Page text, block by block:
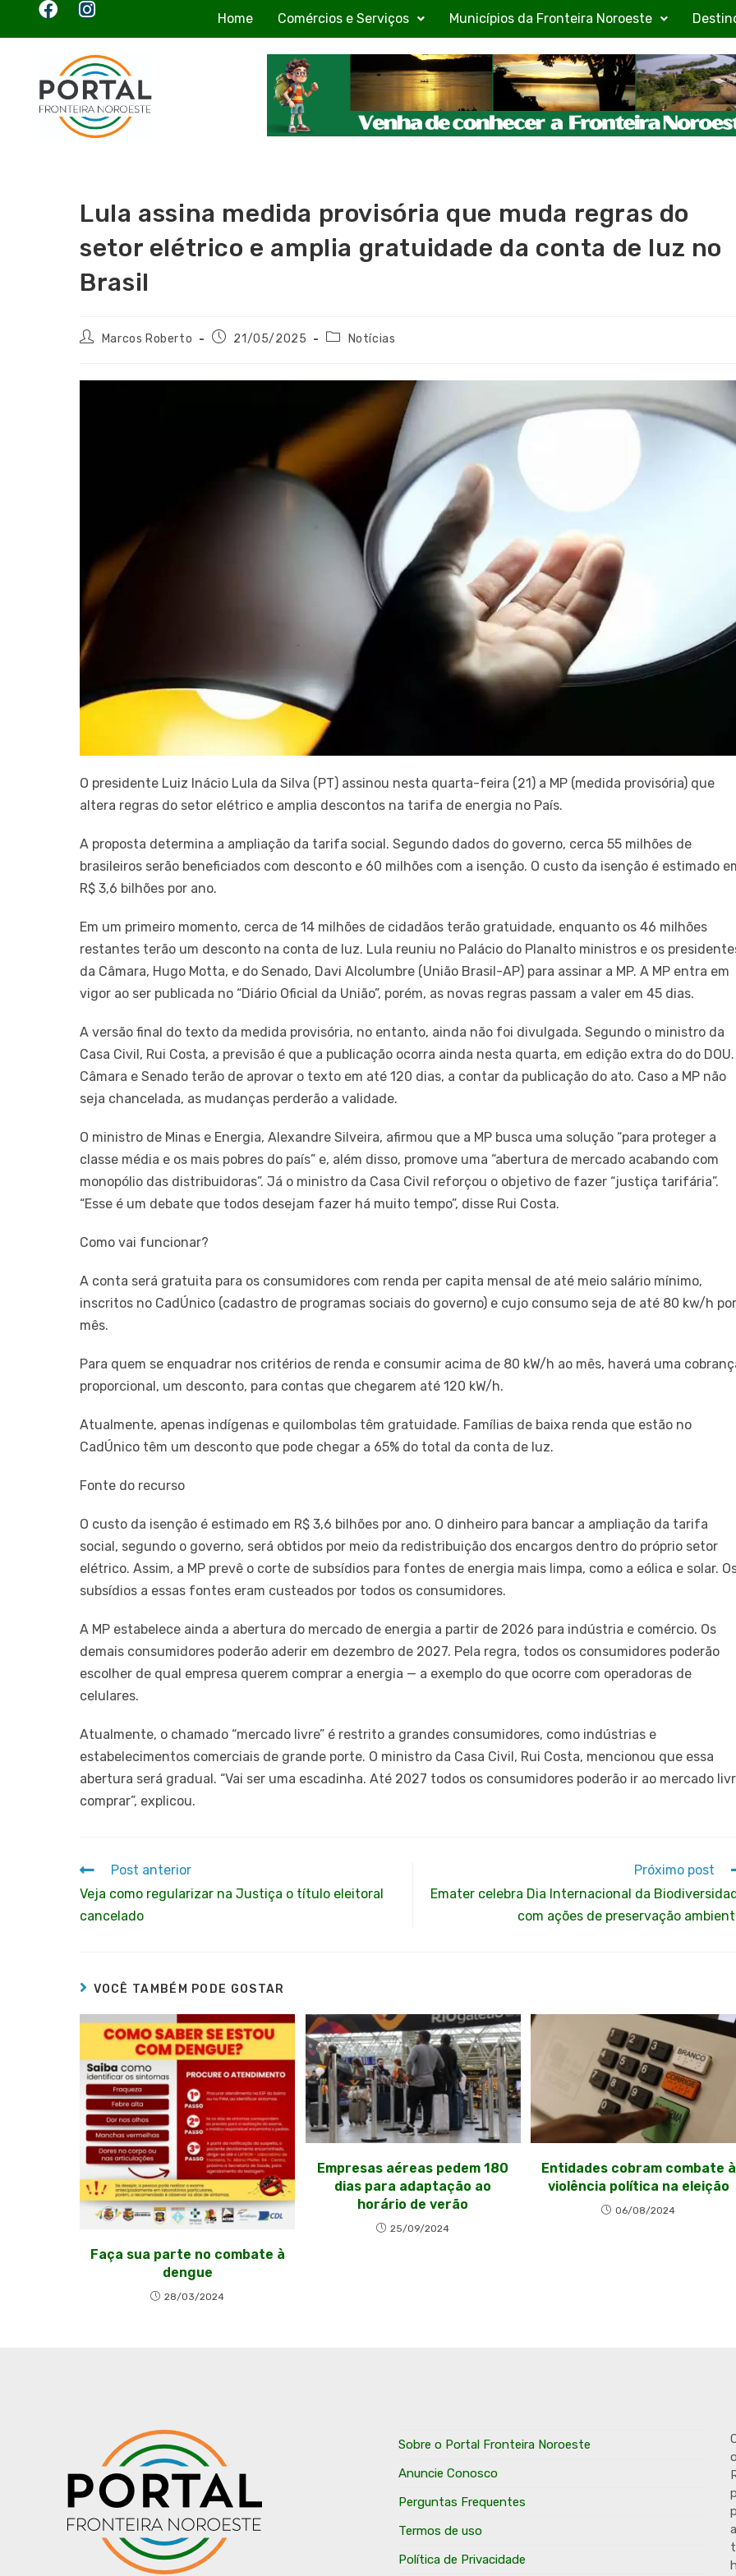
Home Comércios e Serviços Municípios da Fronteira Noroeste
Lula assina medida provisória que muda regras do
setor elétrico e amplia gratuidade da conta de luz no
Brasil
Marcos Roberto 21/05/2025 Notícias
O presidente Luiz Inácio Lula da Silva (PT) assinou nesta quarta-feira (21) a MP (medida provisória) que
altera regras do setor elétrico e amplia descontos na tarifa de energia no País.
A proposta determina a ampliação da tarifa social. Segundo dados do governo, cerca 55 milhões de
brasileiros serão beneficiados com desconto e 60 milhões com a isenção. O custo da isenção é estimado
R$ 3,6 bilhões por ano.
Em um primeiro momento, cerca de 14 milhões de cidadãos terão gratuidade, enquanto os 46 milhões
restantes terão um desconto na conta de luz. Lula reuniu no Palácio do Planalto ministros e os
da Câmara, Hugo Motta, e do Senado, Davi Alcolumbre (União Brasil-AP) para assinar a MP. A MP entra em
vigor ao ser publicada no “Diário Oficial da União”, porém, as novas regras passam a valer em 45 dias.
A versão final do texto da medida provisória, no entanto, ainda não foi divulgada. Segundo o ministro da
Casa Civil, Rui Costa, a previsão é que a publicação ocorra ainda nesta quarta, em edição extra do do DOU.
Câmara e Senado terão de aprovar o texto em até 120 dias, a contar da publicação do ato. Caso a MP não
seja chancelada, as mudanças perderão a validade.
O ministro de Minas e Energia, Alexandre Silveira, afirmou que a MP busca uma solução “para proteger a
classe média e os mais pobres do país” e, além disso, promove uma “abertura de mercado acabando com
monopólio das distribuidoras”. Já o ministro da Casa Civil reforçou o objetivo de fazer “justiça tarifária”.
“Esse é um debate que todos desejam fazer há muito tempo”, disse Rui Costa.
Como vai funcionar?
A conta será gratuita para os consumidores com renda per capita mensal de até meio salário mínimo,
inscritos no CadÚnico (cadastro de programas sociais do governo) e cujo consumo seja de até 80 kw/h
mês.
Para quem se enquadrar nos critérios de renda e consumir acima de 80 kW/h ao mês, haverá uma
proporcional, um desconto, para contas que chegarem até 120 kW/h.
Atualmente, apenas indígenas e quilombolas têm gratuidade. Famílias de baixa renda que estão no
CadÚnico têm um desconto que pode chegar a 65% do total da conta de luz.
Fonte do recurso
O custo da isenção é estimado em R$ 3,6 bilhões por ano. O dinheiro para bancar a ampliação da tarifa
social, segundo o governo, será obtidos por meio da redistribuição dos encargos dentro do próprio setor
elétrico. Assim, a MP prevê o corte de subsídios para fontes de energia mais limpa, como a eólica e solar.
subsídios a essas fontes eram custeados por todos os consumidores.
A MP estabelece ainda a abertura do mercado de energia a partir de 2026 para indústria e comércio. Os
demais consumidores poderão aderir em dezembro de 2027. Pela regra, todos os consumidores poderão
escolher de qual empresa querem comprar a energia — a exemplo do que ocorre com operadoras de
celulares.
Atualmente, o chamado “mercado livre” é restrito a grandes consumidores, como indústrias e
estabelecimentos comerciais de grande porte. O ministro da Casa Civil, Rui Costa, mencionou que essa
abertura será gradual. “Vai ser uma escadinha. Até 2027 todos os consumidores poderão ir ao mercado
comprar”, explicou.
Post anterior
Veja como regularizar na Justiça o título eleitoral
cancelado
Próximo post
Emater celebra Dia Internacional da
com ações de preservação
VOCÊ TAMBÉM PODE GOSTAR
Faça sua parte no combate à
dengue
28/03/2024
Empresas aéreas pedem 180
dias para adaptação ao
horário de verão
25/09/2024
Entidades cobram combate à
violência política na eleição
06/08/2024
Sobre o Portal Fronteira Noroeste
Anuncie Conosco
Perguntas Frequentes
Termos de uso
Política de Privacidade